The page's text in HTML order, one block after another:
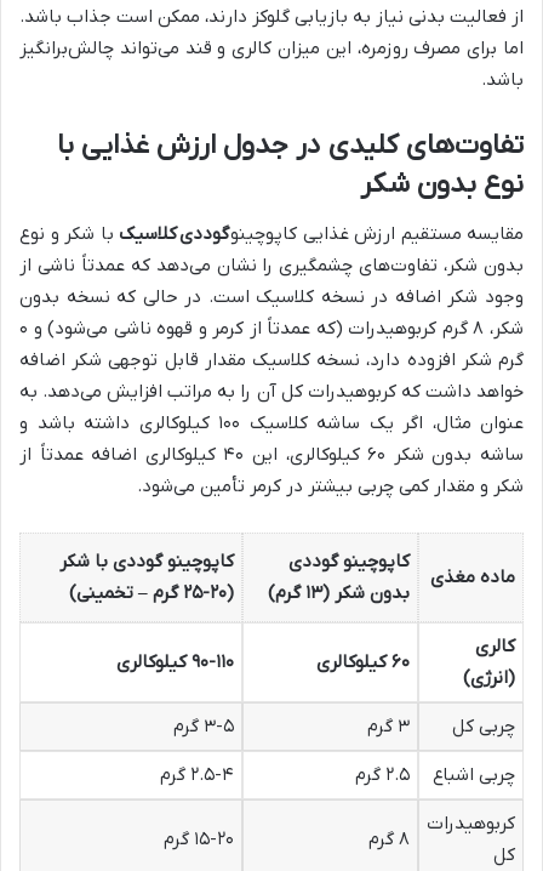
از فعالیت بدنی نیاز به بازیابی گلوکز دارند، ممکن است جذاب باشد.
اما برای مصرف روزمره، این میزان کالری و قند می‌تواند چالش‌برانگیز
باشد.
تفاوت‌های کلیدی در جدول ارزش غذایی با
نوع بدون شکر
مقایسه مستقیم ارزش غذایی کاپوچینوگوددی کلاسیک با شکر و نوع
بدون شکر، تفاوت‌های چشمگیری را نشان می‌دهد که عمدتاً ناشی از
وجود شکر اضافه در نسخه کلاسیک است. در حالی که نسخه بدون
شکر، ۸ گرم کربوهیدرات (که عمدتاً از کرمر و قهوه ناشی می‌شود) و ۰
گرم شکر افزوده دارد، نسخه کلاسیک مقدار قابل توجهی شکر اضافه
خواهد داشت که کربوهیدرات کل آن را به مراتب افزایش می‌دهد. به
عنوان مثال، اگر یک ساشه کلاسیک ۱۰۰ کیلوکالری داشته باشد و
ساشه بدون شکر ۶۰ کیلوکالری، این ۴۰ کیلوکالری اضافه عمدتاً از
شکر و مقدار کمی چربی بیشتر در کرمر تأمین می‌شود.
ماده مغذی
کاپوچینو گوددی
بدون شکر (۱۳ گرم)
کاپوچینو گوددی با شکر
(۲۰-۲۵ گرم – تخمینی)
کالری
(انرژی)
۶۰ کیلوکالری ۹۰-۱۱۰ کیلوکالری
چربی کل ۳ گرم
۳-۵ گرم
چربی اشباع
۲.۵ گرم
۲.۵-۴ گرم
کربوهیدرات
کل
۸ گرم ۱۵-۲۰ گرم